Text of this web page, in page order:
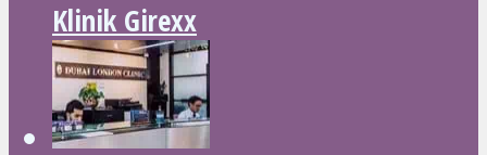
Klinik Girexx